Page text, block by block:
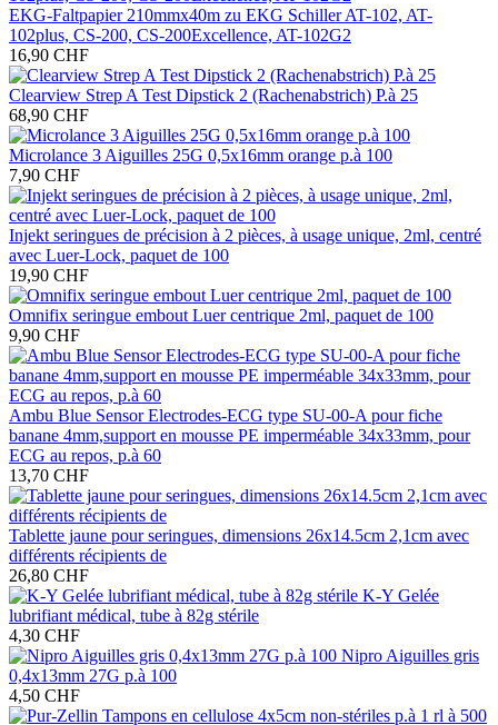
EKG-Faltpapier 210mmx40m zu EKG Schiller AT-102, AT-
102plus, CS-200, CS-200Excellence, AT-102G2
16,90 CHF
Clearview Strep A Test Dipstick 2 (Rachenabstrich) P.à 25
68,90 CHF
Microlance 3 Aiguilles 25G 0,5x16mm orange p.à 100
7,90 CHF
Injekt seringues de précision à 2 pièces, à usage unique, 2ml, centré
avec Luer-Lock, paquet de 100
19,90 CHF
Omnifix seringue embout Luer centrique 2ml, paquet de 100
9,90 CHF
Ambu Blue Sensor Electrodes-ECG type SU-00-A pour fiche
banane 4mm,support en mousse PE imperméable 34x33mm, pour
ECG au repos, p.à 60
13,70 CHF
Tablette jaune pour seringues, dimensions 26x14.5cm 2,1cm avec
différents récipients de
26,80 CHF
K-Y Gelée
lubrifiant médical, tube à 82g stérile
4,30 CHF
Nipro Aiguilles gris
0,4x13mm 27G p.à 100
4,50 CHF